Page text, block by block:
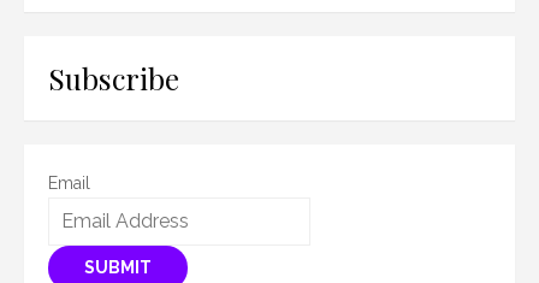
Subscribe
Email
SUBMIT